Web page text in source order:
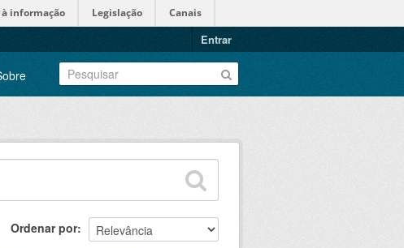
à informação Legislação Canais
Entrar
Ordenar por